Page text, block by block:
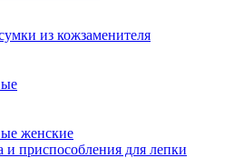
из кожзаменителя
женские
и приспособления для лепки